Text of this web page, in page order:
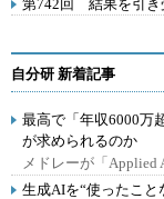
第742回 結果を引き
自分研 新着記事
最高で「年収6000
が求められるのか
メドレーが「Applied
生成AIを“使ったこ